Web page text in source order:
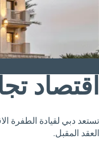
اقتصاد
العقد المقبل.